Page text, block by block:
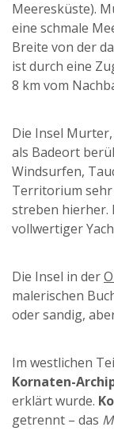
Meeresküste).
eine schmale
Breite von der
ist durch eine
8 km vom
Die Insel
als Badeort
Windsurfen,
Territorium sehr
streben hierher.
vollwertiger
Die Insel in der
malerischen
oder sandig,
Im westlichen
Kornaten-
erklärt wurde.
getrennt – das